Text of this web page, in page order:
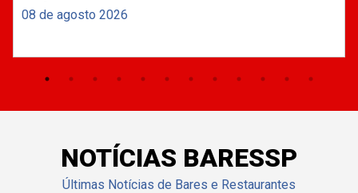
08 de agosto 2026
NOTÍCIAS BARESSP
Últimas Notícias de Bares e Restaurantes